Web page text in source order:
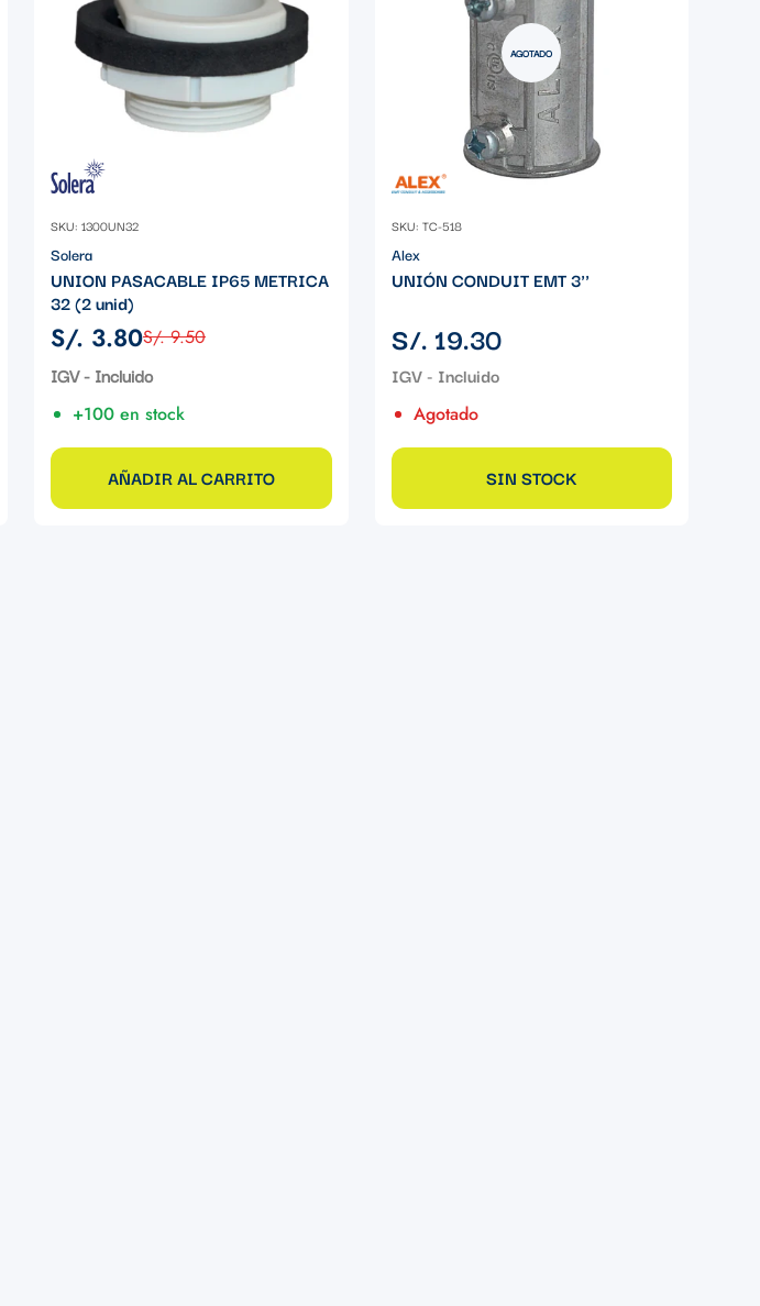
SKU: 1300UN32
Solera
UNION PASACABLE IP65 METRICA
32 (2 unid)
Precio
de
S/. 3.80
Precio
regular
S/. 9.50
IGV - Incluido
+100 en stock
AÑADIR AL CARRITO
AGOTADO
SKU: TC-518
Alex
UNIÓN CONDUIT EMT 3''
Precio
regular
S/. 19.30
Agotado
SIN STOCK